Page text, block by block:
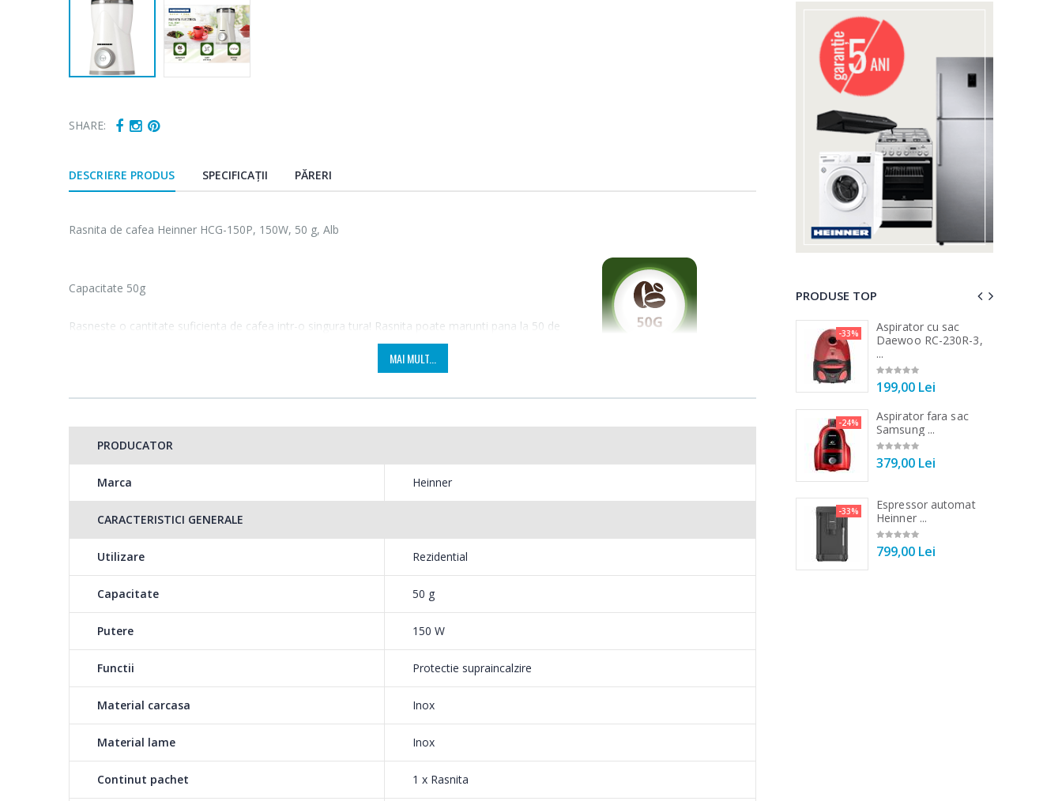
SHARE:
DESCRIERE PRODUS SPECIFICAȚII PĂRERI
Rasnita de cafea Heinner HCG-150P, 150W, 50 g, Alb
Capacitate 50g
Rasneste o cantitate suficienta de cafea intr-o singura tura! Rasnita poate marunti pana la 50 de
grame de cafea boabe, ca sa poti prepara suficiente cesti de cafea proaspata si aromata pentru
Cutit din inox
Cutitul aparatului este confectionat din inox, astfel ca poti macina ingredientele rapid si la o
condimentele sau cafeaua, fara sa-ti faci griji ca acestea se vor putea incinge prea tare in timpul
Carcasa rasnitei este realizata din inox, astfel ca va asigura rezistenta si o durata de viata mai
MAI MULT...
PRODUCATOR
Marca Heinner
CARACTERISTICI GENERALE
Utilizare Rezidential
Capacitate 50 g
Putere 150 W
Functii Protectie supraincalzire
Material carcasa Inox
Material lame Inox
Continut pachet 1 x Rasnita
PRODUSE TOP
Fierbator electric cu
Heinner ...
799,00 Lei
Masina de spalat rufe
Masina de tocat carne
NobeLTek ...
199,00 Lei
Mixer vertical Heinner
-33%
Aspirator cu sac
Daewoo RC-230R-3,
...
199,00 Lei
-24%
Aspirator fara sac
Samsung ...
379,00 Lei
-33%
Espressor automat
Heinner ...
799,00 Lei